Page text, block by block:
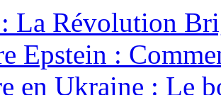
La Révolution
Epstein :
en Ukraine : Le